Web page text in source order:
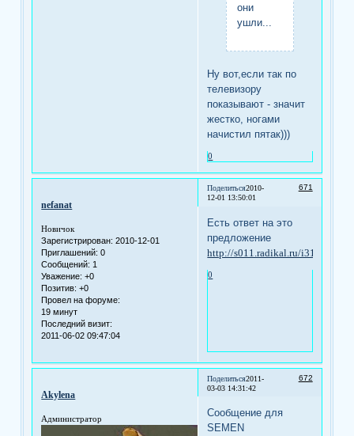
они
ушли...
Ну вот,если так по
телевизору
показывают - значит
жестко, ногами
начистил пятак)))
0
Поделиться 671
2010-
12-01 13:50:01
nefanat
Новичок
Зарегистрирован: 2010-12-01
Приглашений: 0
Сообщений: 1
Уважение: +0
Позитив: +0
Провел на форуме:
19 минут
Последний визит:
2011-06-02 09:47:04
Есть ответ на это
предложение
http://s011.radikal.ru/i315/1012/
0
Поделиться 672
2011-
03-03 14:31:42
Akylena
Администратор
Сообщение для
SEMEN